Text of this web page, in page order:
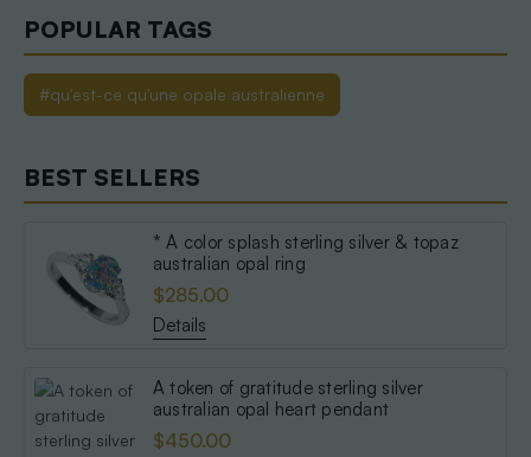
POPULAR TAGS
#qu'est-ce qu'une opale australienne
BEST SELLERS
* A color splash sterling silver & topaz
australian opal ring
$285.00
Details
A token of gratitude sterling silver
australian opal heart pendant
$450.00